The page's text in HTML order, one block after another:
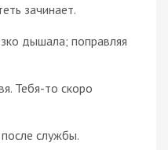
зачинает.
дышала; поправляя
Тебя-то скоро
службы.